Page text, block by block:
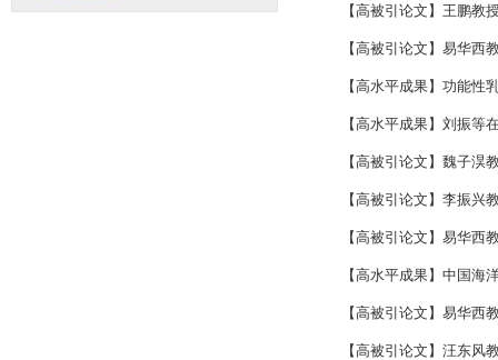
【高被引论文】王鹏教
【高被引论文】易华西
【高水平成果】功能性
【高水平成果】刘振等
【高被引论文】魏子淏
【高被引论文】李振兴
【高被引论文】易华西
【高水平成果】中国海
【高被引论文】易华西
【高被引论文】汪东风